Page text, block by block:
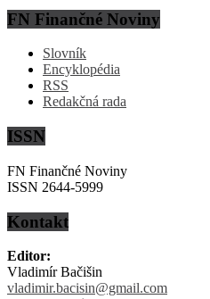
FN Finančné Noviny
Slovník
Encyklopédia
RSS
Redakčná rada
ISSN
FN Finančné Noviny
ISSN 2644-5999
Kontakt
Editor:
Vladimír Bačišin
vladimir.bacisin@gmail.com